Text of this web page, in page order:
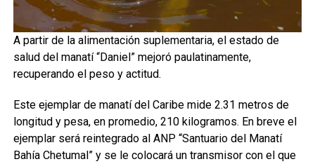
A partir de la alimentación suplementaria, el estado de
salud del manatí “Daniel” mejoró paulatinamente,
recuperando el peso y actitud.
Este ejemplar de manatí del Caribe mide 2.31 metros de
longitud y pesa, en promedio, 210 kilogramos. En breve el
ejemplar será reintegrado al ANP “Santuario del Manatí
Bahía Chetumal” y se le colocará un transmisor con el que